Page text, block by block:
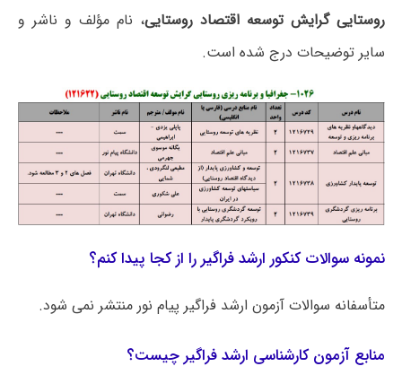
روستایی گرایش توسعه اقتصاد روستایی، نام مؤلف و ناشر و
سایر توضیحات درج شده است.
نمونه سوالات کنکور ارشد فراگیر را از کجا پیدا کنم؟
متأسفانه سوالات آزمون ارشد فراگیر پیام نور منتشر نمی شود.
منابع آزمون کارشناسی ارشد فراگیر چیست؟